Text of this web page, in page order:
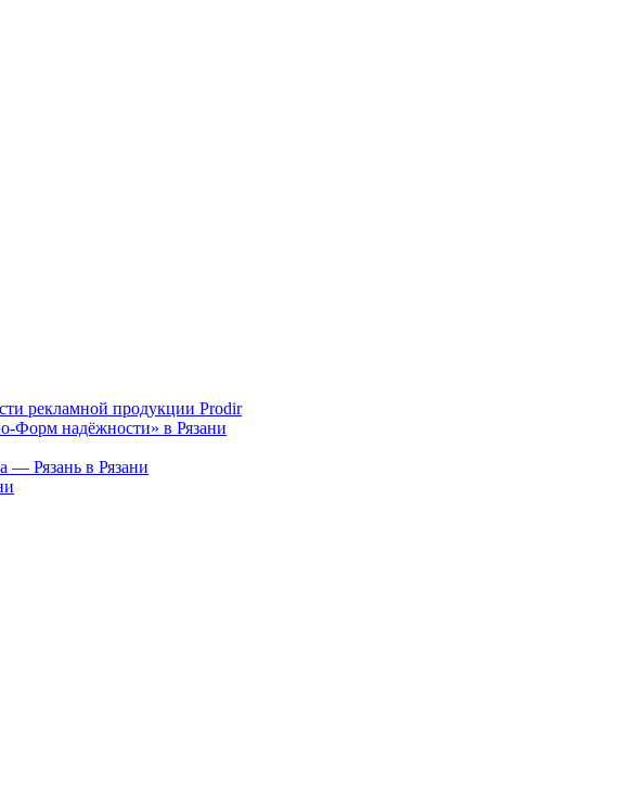
рекламной продукции Prodir
надёжности» в Рязани
— Рязань в Рязани